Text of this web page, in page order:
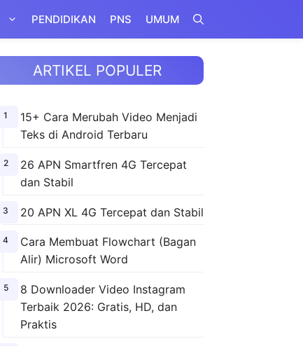
PENDIDIKAN PNS UMUM
ARTIKEL POPULER
15+ Cara Merubah Video Menjadi
Teks di Android Terbaru
26 APN Smartfren 4G Tercepat
dan Stabil
20 APN XL 4G Tercepat dan Stabil
Cara Membuat Flowchart (Bagan
Alir) Microsoft Word
8 Downloader Video Instagram
Terbaik 2026: Gratis, HD, dan
Praktis